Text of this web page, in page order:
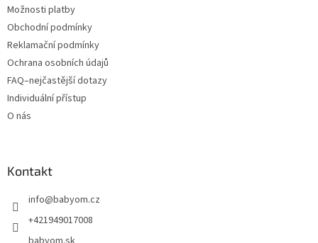
Možnosti platby
Obchodní podmínky
Reklamační podmínky
Ochrana osobních údajů
FAQ–nejčastější dotazy
Individuální přístup
O nás
Kontakt
info@babyom.cz
+421949017008